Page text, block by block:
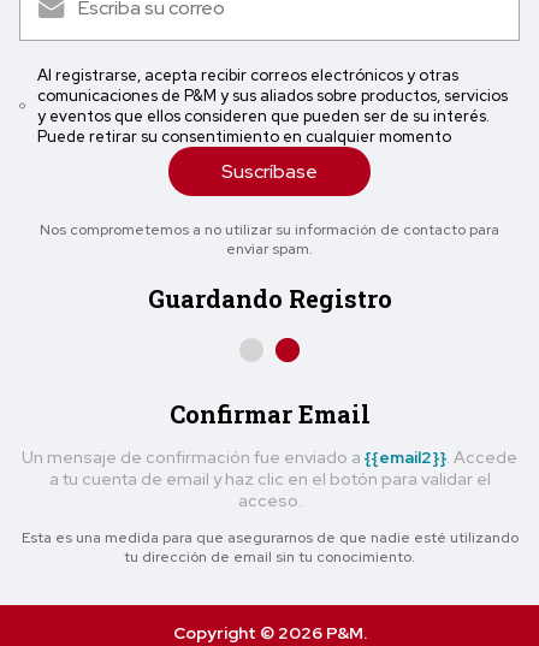
Al registrarse, acepta recibir correos electrónicos y otras
comunicaciones de P&M y sus aliados sobre productos, servicios
y eventos que ellos consideren que pueden ser de su interés.
Puede retirar su consentimiento en cualquier momento
Suscríbase
Nos comprometemos a no utilizar su información de contacto para
enviar spam.
Guardando Registro
Confirmar Email
Un mensaje de confirmación fue enviado a {{email2}} . Accede
a tu cuenta de email y haz clic en el botón para validar el
acceso.
Esta es una medida para que asegurarnos de que nadie esté utilizando
tu dirección de email sin tu conocimiento.
Copyright © 2026 P&M.